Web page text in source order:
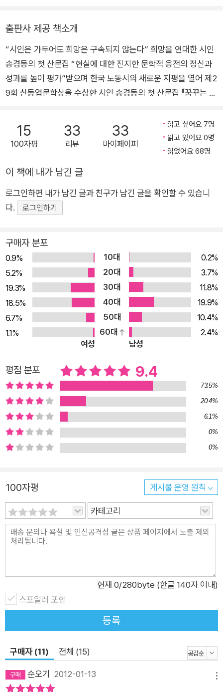
등으로 씽씽 달리면 좋겠다.
출판사 제공 책소개
“시인은 가두어도 희망은 구속되지 않는다” 희망을 연대한 시인
송경동의 첫 산문집 “현실에 대한 진지한 문학적 응전의 정신과
성과를 높이 평가”받으며 한국 노동시의 새로운 지평을 열어 제2
9회 신동엽문학상을 수상한 시인 송경동의 첫 산문집 『꿈꾸는 자
음들에 답함』의 시들이 송경동 시인의 삶과 노동 현실을 축약한
형태라면, 이번에 출간된 『꿈꾸는 자 잡혀간다』는 이제껏 그의 시
에서 볼 수 없었던 송경동 시인의 숨겨진 이야기를 엮은 것이라
할 수 있다. 자본주의라는 괴물에게 자신들의 감정을 강탈당하고
현실이라는 코뚜레에 이끌려 살아가고 있는 현대인을 대신해 울
고 있는 송경동 시인을 통해 우리는 삶의 절망을 뛰어넘어 ‘희
망’이라는 새로운 메시지를 발견할 수 있을 것이다. 희망을 위해
미군기지 확장을 반대하던 평택 대추리, 비정규직 투쟁을 위한 기
륭전자, 철거민들의 죽음을 애도하며 활동한 용산참사, 기타공장
콜트-콜텍 등 수많은 현장에서 만나는 투쟁가의 모습으로만 기억
하고 있다. 그러나 인간 송경동에 대해 제대로 알고 있는 사람은
드물다. 그가 왜 희망버스를 기획하고, 현장에서 투쟁가로 살아가
고 있는지, 그가 지금 왜 구속되어야 하는지 그리고 왜 시인이 되
어야 했는지를. 이 책은 그동안 시에서, 혹은 현장에서 말해지지
않은 ‘인간 송경동’의 진실한 모습을 오롯이 담았다. 지금 송경동
이다. 단지 이 시대를 살아가는 노동자들과 사람들에게 희망을 갖
고 살자며 희망버스를 제안했을 뿐인데, 희망버스를 탄 사람들이
모여 희망과 웃음을 나눴을 뿐인데, 이 나라는 그런 희망을 연대
한 시인 송경동을 감옥에 가뒀다. 송경동 시인은 앞으로 누구라도
혼자 외로운 고공으로 오르지 않기를 희망한다. 그리고 만인의 연
대가 굳건한 세상을 그린다. 시인의 몸은 잡아 가뒀을지언정 시인
의 시와 희망은 가두지 못할 것이다. 우리의 희망 또한 구속되지
울보 ‘송경동’ 한강대교를 넘는데 열린 차창으로 시원한 강바람이
불어왔다. 64만 원 받던 비정규직 여성노동자들이 목숨을 걸고
싸운 하루가 그렇게 저물어가고 있었다. 세상은 그렇게 또 평온하
게 저물어가고 있었다. 나도 모르게 입에서 노랫가락 하나가 흘러
나왔다. “긴 하루 지나고 언덕 저편에……" 하는 노래였다. "놀던
와 같은 수많은 비정규직 투쟁 현장에서, 산재로 희생된 사람들의
추모대회에서, 85호 크레인을 오른 김진숙을 보며, 희망버스와
함께하며 수없이 눈물을 흘렸다. 그런 그도 한때는 시와 노래를,
창길, 악다구니를 쓰며 사는 사람들, 장터 둘레로 술 팔고 몸 파는
집들이 즐비한 곳에서 어린 시절을 보냈다. 아버지의 잦은 도박과
가정불화로 집안은 늘 어두웠다. 하지만 중학교 1학년 때 미술과
15
100자평
33
리뷰
33
마이페이퍼
읽고 싶어요 7명
읽고 있어요 0명
읽었어요 68명
이 책에 내가 남긴 글
로그인하면 내가 남긴 글과 친구가 남긴 글을 확인할 수 있습니
다.
로그인하기
구매자 분포
0.9% 10대
0.2%
5.2%
20대
3.7%
19.3%
30대
11.8%
18.5%
40대
19.9%
6.7%
50대
10.4%
1.1%
60대
2.4%
여성
남성
평점 분포 9.4
73.5%
20.4%
6.1%
0%
0%
100자평 게시물 운영 원칙
카테고리
현재 0/280byte (한글 140자 이내)
스포일러 포함
등록
구매자 (11) 전체 (15)
순오기 2012-01-13